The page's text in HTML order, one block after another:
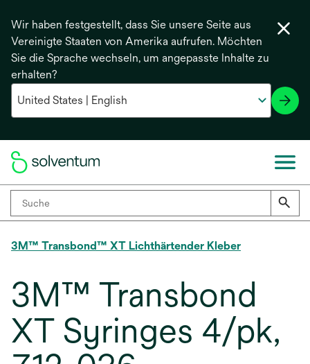
Wir haben festgestellt, dass Sie unsere Seite aus
Vereinigte Staaten von Amerika aufrufen. Möchten
Sie die Sprache wechseln, um angepasste Inhalte zu
erhalten?
3M™ Transbond™ XT Lichthärtender Kleber
3M™ Transbond
XT Syringes 4/pk,